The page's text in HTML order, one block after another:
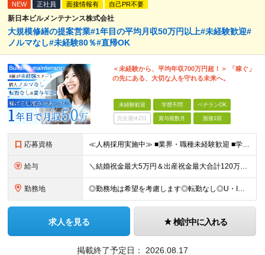
NEW 正社員 面接情報有 自己PR不要
新日本ビルメンテナンス株式会社
大規模修繕の提案営業#1年目の平均月収50万円以上#未経験歓迎#
ノルマなし#未経験80％#直帰OK
＜未経験から、平均年収700万円超！＞ 「稼ぐ」
の先にある、大切な人を守れる未来へ。
未経験歓迎 学歴不問 ベテランOK
完全週休2日 賞与複数月 面接1回
応募資格 ≪人柄採用実施中≫ ■業界・職種未経験歓迎 ■学歴不問 ■職歴や転職回数は一切不問 ■ブランクある方も相談可 ★育成前提の募集！ 今回の募集は事業拡大に伴う増員採用！ 欠員補充ではないため、 将来の
給与 ＼結婚祝金最大5万円＆出産祝金最大合計120万円！独自の手当をご用意／ 【東京】 月給28万700円～80万円＋歩合＋各種手当＋賞与年2回 【大阪】 月給26万8200円～80万円＋歩合＋各種手当＋
勤務地 ◎勤務地は希望を考慮します◎転勤なし◎U・Iターン歓迎 【本社】 大阪府大阪市西区京町堀1-18-15 藤原ビル2F ■以下、全国の各支店 ◎東北・関東エリア：仙台・千葉・東京第一（上野）・東京第
求人を見る 検討中に入れる
掲載終了予定日： 2026.08.17